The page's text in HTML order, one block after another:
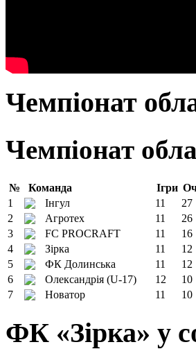
Чемпіонат
Чемпіонат
№ Команда Ігри
1
Інгул 11
27
2
Агротех 11
26
3
FC PROCRAFT 11
16
4
Зірка 11
12
5
ФК Долинська 11
12
6
Олександрія (U-17) 12
10
7
Новатор 11 10
ФК «Зірка» у